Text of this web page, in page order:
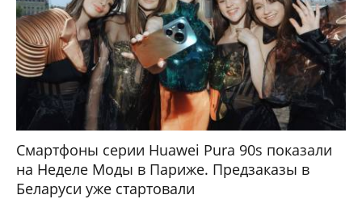
Смартфоны серии Huawei Pura 90s показали
на Неделе Моды в Париже. Предзаказы в
Беларуси уже стартовали